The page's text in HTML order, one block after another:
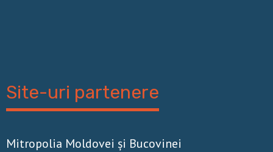
Site-uri partenere
Mitropolia Moldovei și Bucovinei